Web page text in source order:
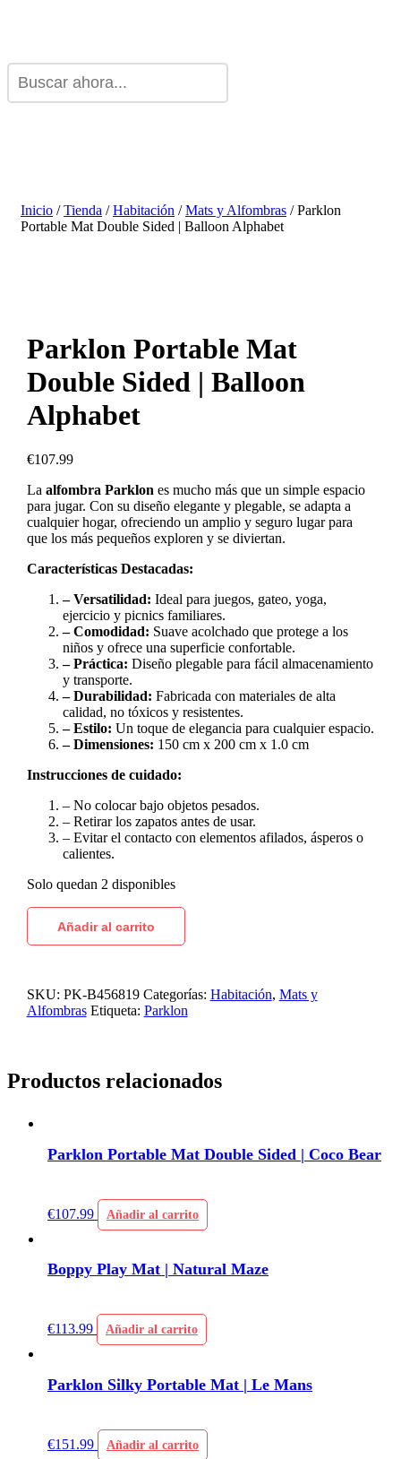
Inicio /Tienda /Habitación /Mats y Alfombras / Parklon
Portable Mat Double Sided | Balloon Alphabet
Parklon Portable Mat
Double Sided | Balloon
Alphabet
€107.99
La alfombra Parklon es mucho más que un simple espacio
para jugar. Con su diseño elegante y plegable, se adapta a
cualquier hogar, ofreciendo un amplio y seguro lugar para
que los más pequeños exploren y se diviertan.
Características Destacadas:
– Versatilidad: Ideal para juegos, gateo, yoga,
ejercicio y picnics familiares.
– Comodidad: Suave acolchado que protege a los
niños y ofrece una superficie confortable.
– Práctica: Diseño plegable para fácil almacenamiento
y transporte.
– Durabilidad: Fabricada con materiales de alta
calidad, no tóxicos y resistentes.
– Estilo: Un toque de elegancia para cualquier espacio.
– Dimensiones: 150 cm x 200 cm x 1.0 cm
Instrucciones de cuidado:
– No colocar bajo objetos pesados.
– Retirar los zapatos antes de usar.
– Evitar el contacto con elementos afilados, ásperos o
calientes.
Solo quedan 2 disponibles
Añadir al carrito
SKU: PK-B456819 Categorías: Habitación, Mats y
Alfombras Etiqueta: Parklon
Productos relacionados
Parklon Portable Mat Double Sided | Coco Bear
€107.99 Añadir al carrito
Boppy Play Mat | Natural Maze
€113.99 Añadir al carrito
Parklon Silky Portable Mat | Le Mans
€151.99 Añadir al carrito